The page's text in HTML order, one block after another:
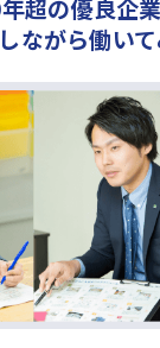
超の優良企
ながら働い